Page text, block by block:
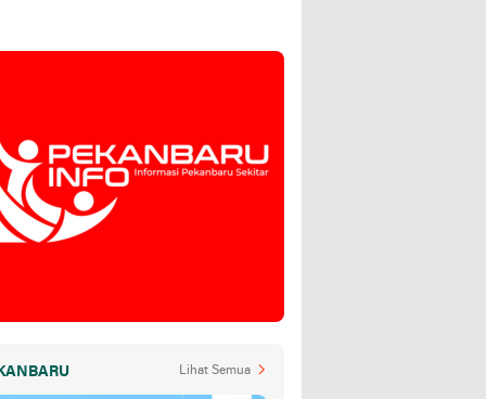
Lihat Semua